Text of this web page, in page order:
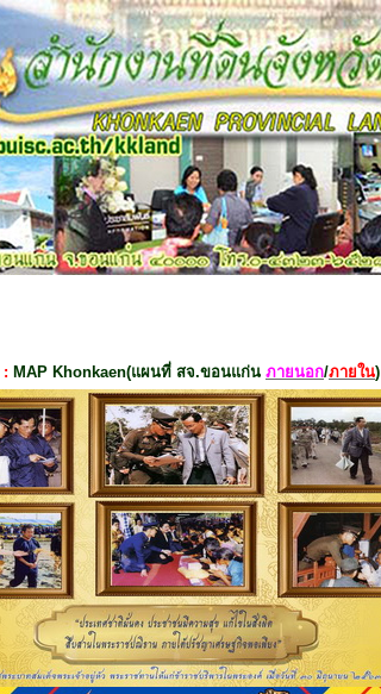
: MAP Khonkaen(แผนที่ สจ.ขอนแก่น ภายนอก/ภายใน)